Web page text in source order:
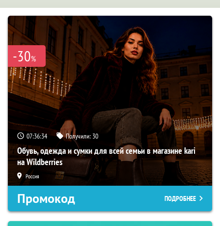
-30%
07:36:33 Получили: 30
Обувь, одежда и сумки для всей семьи в магазине kari
на Wildberries
Россия
Промокод ПОДРОБНЕЕ